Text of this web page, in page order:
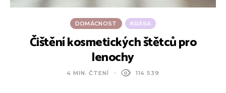
DOMÁCNOST KRÁSA
Čištění kosmetických štětců pro
lenochy
4 MIN. ČTENÍ 114 539